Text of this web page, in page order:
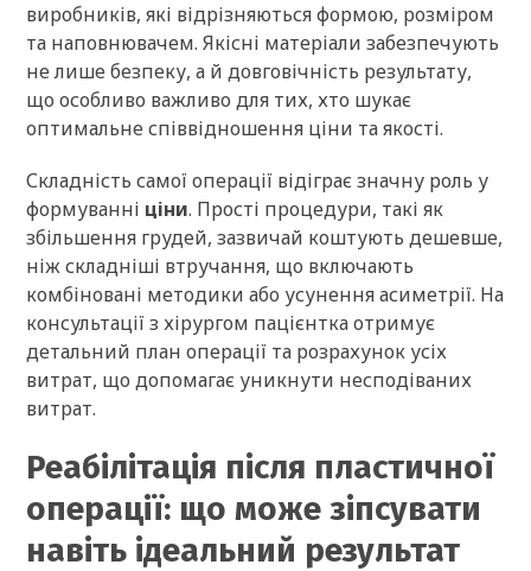
виробників, які відрізняються формою, розміром
та наповнювачем. Якісні матеріали забезпечують
не лише безпеку, а й довговічність результату,
що особливо важливо для тих, хто шукає
оптимальне співвідношення ціни та якості.
Складність самої операції відіграє значну роль у
формуванні ціни. Прості процедури, такі як
збільшення грудей, зазвичай коштують дешевше,
ніж складніші втручання, що включають
комбіновані методики або усунення асиметрії. На
консультації з хірургом пацієнтка отримує
детальний план операції та розрахунок усіх
витрат, що допомагає уникнути несподіваних
витрат.
Реабілітація після пластичної
операції: що може зіпсувати
навіть ідеальний результат